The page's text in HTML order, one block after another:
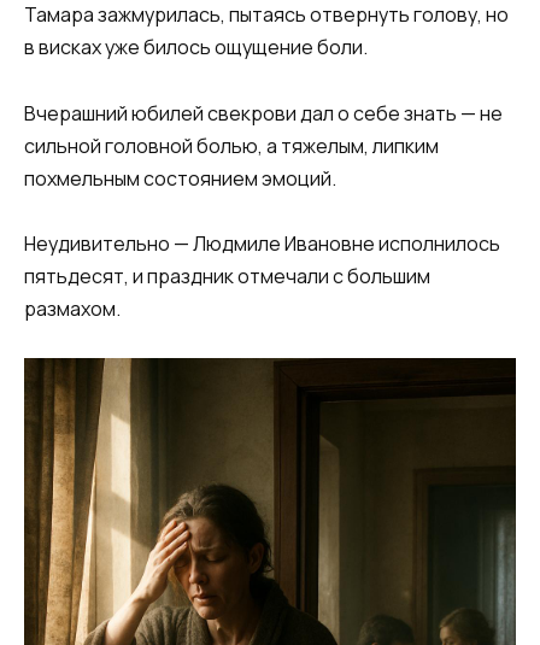
Тамара зажмурилась, пытаясь отвернуть голову, но
в висках уже билось ощущение боли.
Вчерашний юбилей свекрови дал о себе знать — не
сильной головной болью, а тяжелым, липким
похмельным состоянием эмоций.
Неудивительно — Людмиле Ивановне исполнилось
пятьдесят, и праздник отмечали с большим
размахом.